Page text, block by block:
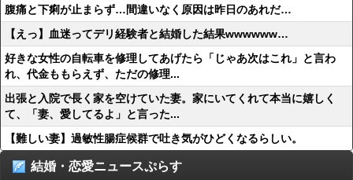
腹痛と下痢が止まらず…間違いなく原因は昨日のあれだ…
【えっ】血迷ってデリ経験者と結婚した結果wwwwww…
好きな女性の自転車を修理してあげたら「じゃあ次はこれ」と言わ
れ、代金ももらえず、ただの修理...
出張と入院で長く家を空けていた妻。家にいてくれて本当に嬉しく
て、「妻、愛してるよ」と言った...
【難しい妻】過敏性腸症候群で吐き気がひどくなるらしい。
結婚・恋愛ニュースぷらす